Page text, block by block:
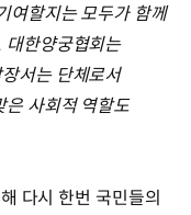
여할지는 모두가 함께
대한양궁협회는
서는 단체로서
사회적 역할도
다시 한번 국민들의